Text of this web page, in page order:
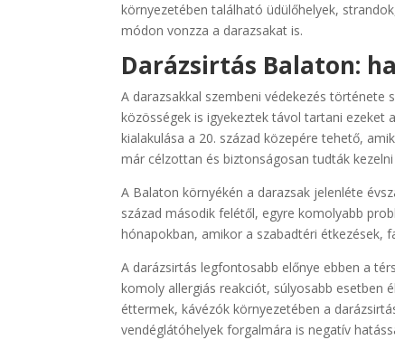
környezetében található üdülőhelyek,
módon vonzza a darazsakat is.
Darázsirtás Balaton:
A darazsakkal szembeni védekezés
közösségek is igyekeztek távol tartani ezeket
kialakulása a 20. század közepére tehető,
már célzottan és biztonságosan tudták
A Balaton környékén a darazsak jelenléte
század második felétől, egyre komolyabb
hónapokban, amikor a szabadtéri étkezések,
A darázsirtás legfontosabb előnye ebben a
komoly allergiás reakciót, súlyosabb esetben
éttermek, kávézók környezetében a
vendéglátóhelyek forgalmára is negatív